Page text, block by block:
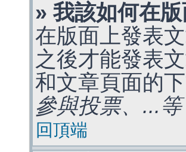
» 我該如何在
在版面上發表
之後才能發表
和文章頁面的
參與投票、...等
回頂端